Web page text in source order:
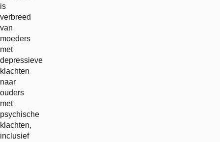
is
verbreed
van
moeders
met
depressieve
klachten
naar
ouders
met
psychische
klachten,
inclusief